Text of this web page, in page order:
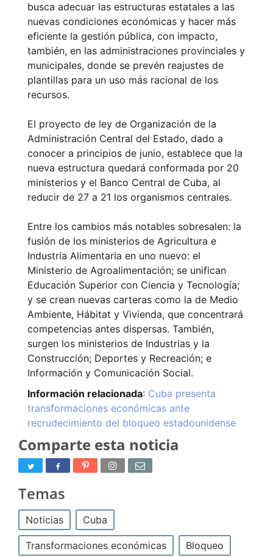
busca adecuar las estructuras estatales a las
nuevas condiciones económicas y hacer más
eficiente la gestión pública, con impacto,
también, en las administraciones provinciales y
municipales, donde se prevén reajustes de
plantillas para un uso más racional de los
recursos.
El proyecto de ley de Organización de la
Administración Central del Estado, dado a
conocer a principios de junio, establece que la
nueva estructura quedará conformada por 20
ministerios y el Banco Central de Cuba, al
reducir de 27 a 21 los organismos centrales.
Entre los cambios más notables sobresalen: la
fusión de los ministerios de Agricultura e
Industria Alimentaria en uno nuevo: el
Ministerio de Agroalimentación; se unifican
Educación Superior con Ciencia y Tecnología;
y se crean nuevas carteras como la de Medio
Ambiente, Hábitat y Vivienda, que concentrará
competencias antes dispersas. También,
surgen los ministerios de Industrias y la
Construcción; Deportes y Recreación; e
Información y Comunicación Social.
Información relacionada: Cuba presenta
transformaciones económicas ante
recrudecimiento del bloqueo estadounidense
Comparte esta noticia
Temas
Noticias Cuba
Transformaciones económicas Bloqueo